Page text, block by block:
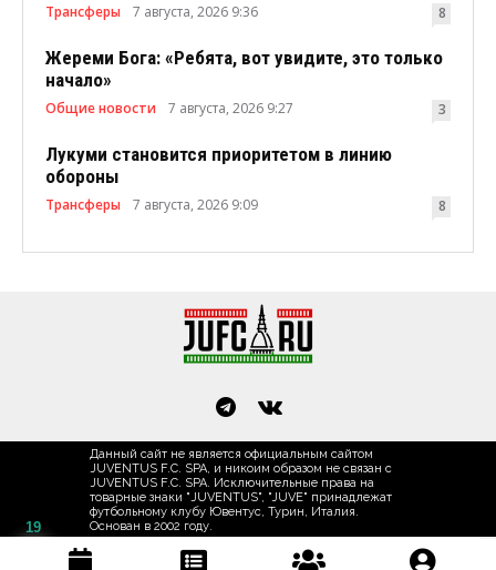
Трансферы 7 августа, 2026 9:36 8
Жереми Бога: «Ребята, вот увидите, это только
начало»
Общие новости 7 августа, 2026 9:27 3
Лукуми становится приоритетом в линию
обороны
Трансферы 7 августа, 2026 9:09 8
Данный сайт не является официальным сайтом
JUVENTUS F.C. SPA, и никоим образом не связан с
JUVENTUS F.C. SPA. Исключительные права на
товарные знаки "JUVENTUS", "JUVE" принадлежат
футбольному клубу Ювентус, Турин, Италия.
Основан в 2002 году.
19